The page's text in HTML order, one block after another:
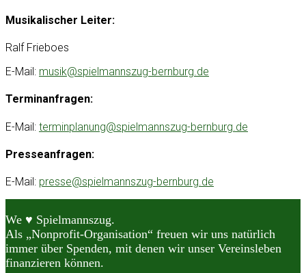
Musikalischer Leiter:
Ralf Frieboes
E-Mail: musik@spielmannszug-bernburg.de
Terminanfragen:
E-Mail: terminplanung@spielmannszug-bernburg.de
Presseanfragen:
E-Mail: presse@spielmannszug-bernburg.de
We ♥ Spielmannszug.
Als „Nonprofit-Organisation“ freuen wir uns natürlich
immer über Spenden, mit denen wir unser Vereinsleben
finanzieren können.